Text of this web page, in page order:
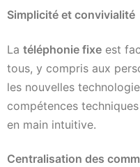
Simplicité et convivialité
La téléphonie fixe est
tous, y compris aux
les nouvelles
compétences
en main intuitive.
Centralisation des